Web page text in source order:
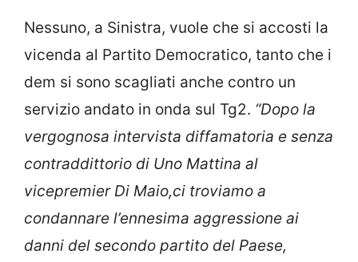
Nessuno, a Sinistra, vuole che si accosti la
vicenda al Partito Democratico, tanto che i
dem si sono scagliati anche contro un
servizio andato in onda sul Tg2. “Dopo la
vergognosa intervista diffamatoria e senza
contraddittorio di Uno Mattina al
vicepremier Di Maio,ci troviamo a
condannare l’ennesima aggressione ai
danni del secondo partito del Paese,